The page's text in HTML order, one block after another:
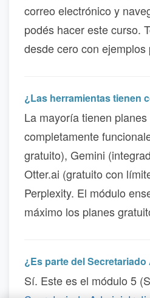
correo electrónico y
podés hacer este curso.
desde cero con
¿Las herramientas tienen
La mayoría tienen
completamente
gratuito), Gemini
Otter.ai (gratuito con
Perplexity. El módulo
máximo los planes
¿Es parte del
Sí. Este es el módulo 5